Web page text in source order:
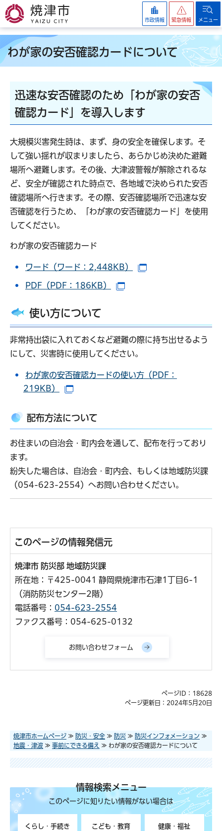
焼津市
市政情報 緊急情報 メニュー
わが家の安否確認カードについて
迅速な安否確認のため「わが家の安否
確認カード」を導入します
大規模災害発生時は、まず、身の安全を確保します。そ
して強い揺れが収まりましたら、あらかじめ決めた避難
場所へ避難します。その後、大津波警報が解除されるな
ど、安全が確認された時点で、各地域で決められた安否
確認場所へ行きます。その際、安否確認場所で迅速な安
否確認を行うため、「わが家の安否確認カード」を使用
してください。
わが家の安否確認カード
ワード（ワード：2,448KB）
PDF（PDF：186KB）
使い方について
非常持出袋に入れておくなど避難の際に持ち出せるよう
にして、災害時に使用してください。
わが家の安否確認カードの使い方（PDF：
219KB）
配布方法について
お住まいの自治会・町内会を通して、配布を行っており
ます。
紛失した場合は、自治会・町内会、もしくは地域防災課
（054-623-2554）へお問い合わせください。
このページの情報発信元
焼津市 防災部 地域防災課
所在地：〒425-0041 静岡県焼津市石津1丁目6-1
（消防防災センター2階）
電話番号： 054-623-2554
ファクス番号：054-625-0132
ページID：18628
ページ更新日：2024年5月20日
焼津市ホームページ ≫ 防災・安全 ≫ 防災 ≫ 防災インフォメーション ≫
地震・津波 ≫ 事前にできる備え ≫ わが家の安否確認カードについて
情報検索メニュー
このページに知りたい情報がない場合は
くらし・手続き こども・教育 健康・福祉